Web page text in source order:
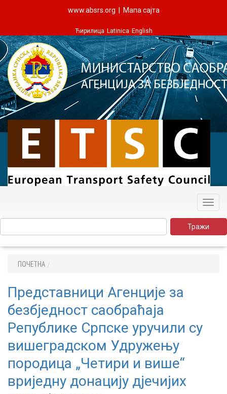
www.absrs.org Мапа сајта
Ћирилица Latinica English
ПОЧЕТНА
Представници Агенције за
безбједност саобраћаја
Републике Српске уручили су
вишеградском Удружењу
породица „Четири и више“
вриједну донацију дјечијих